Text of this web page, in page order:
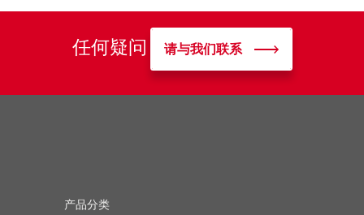
任何疑问 请与我们联系
产品分类